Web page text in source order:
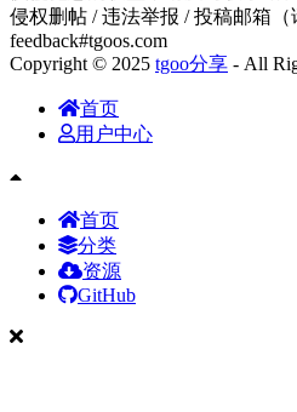
侵权删帖 / 违法举报 / 投稿邮箱（
feedback#tgoos.com
Copyright © 2025 tgoo分享 - All
首页
用户中心
首页
分类
资源
GitHub